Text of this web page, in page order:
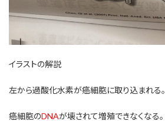
イラストの解説
左から過酸化水素が癌細胞に取り込まれる。
癌細胞のDNAが壊されて増殖できなくなる。